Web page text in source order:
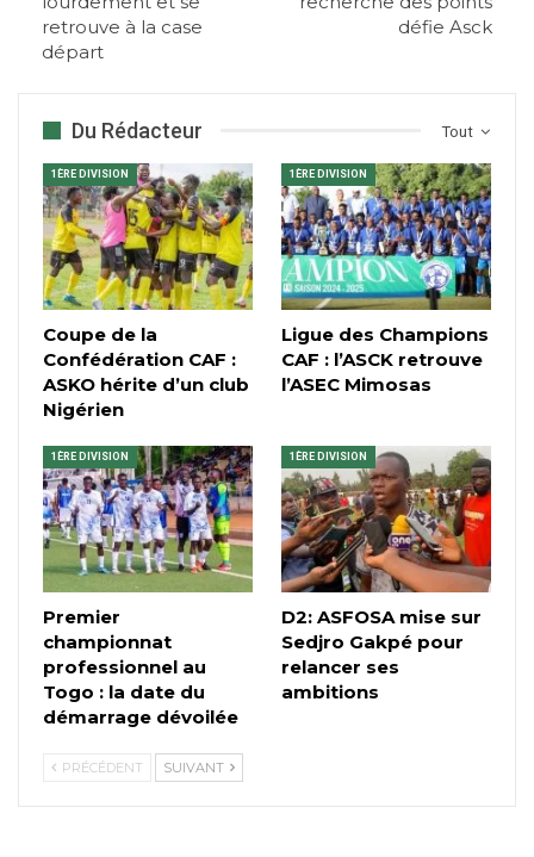
retrouve à la case
départ
défie Asck
Tout
Du Rédacteur
1ÈRE DIVISION
Coupe de la
Confédération CAF :
ASKO hérite d’un club
Nigérien
1ÈRE DIVISION
Ligue des Champions
CAF : l’ASCK retrouve
l’ASEC Mimosas
1ÈRE DIVISION
Premier
championnat
professionnel au
Togo : la date du
démarrage dévoilée
1ÈRE DIVISION
D2: ASFOSA mise sur
Sedjro Gakpé pour
relancer ses
ambitions
PRÉCÉDENT SUIVANT